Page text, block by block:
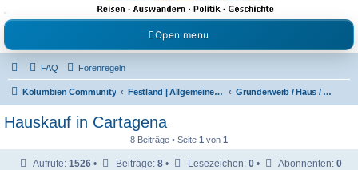
Open menu
FAQ Forenregeln
Kolumbien Community Festland | Allgemeine Fragen Grunderwerb / Haus / Wohnung / Finca / Lote
Hauskauf in Cartagena
8 Beiträge • Seite 1 von 1
Aufrufe: 1526• Beiträge: 8• Lesezeichen: 0• Abonnenten: 0